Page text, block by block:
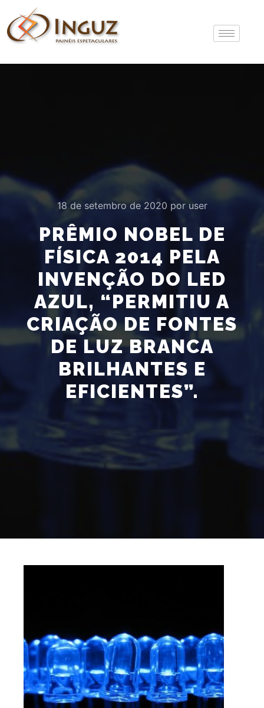
18 de setembro de 2020 por user
PRÊMIO NOBEL DE
FÍSICA 2014 PELA
INVENÇÃO DO LED
AZUL, “PERMITIU A
CRIAÇÃO DE FONTES
DE LUZ BRANCA
BRILHANTES E
EFICIENTES”.